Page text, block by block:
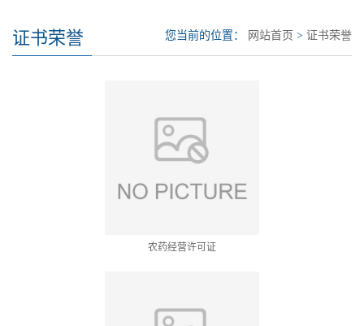
证书荣誉 您当前的位置： 网站首页 > 证书荣誉
农药经营许可证